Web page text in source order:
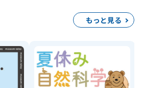
もっと見る